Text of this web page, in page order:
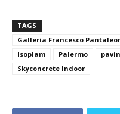
TAGS
Galleria Francesco
Isoplam
Palermo
Skyconcrete Indoor